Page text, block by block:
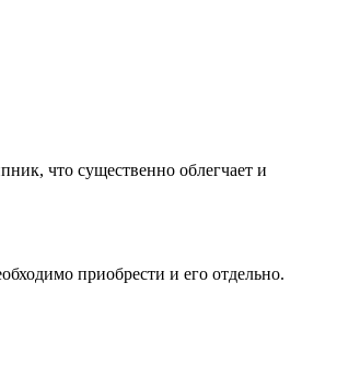
что существенно облегчает и
приобрести и его отдельно.